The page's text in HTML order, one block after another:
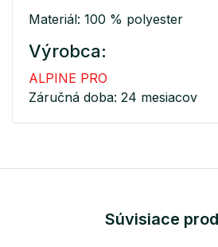
Materiál: 100 % polyester
Výrobca:
ALPINE PRO
Záručná doba: 24 mesiacov
Súvisiace